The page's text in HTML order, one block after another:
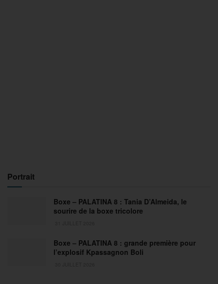
Portrait
Boxe – PALATINA 8 : Tania D’Almeida, le
sourire de la boxe tricolore
Boxe – PALATINA 8 : grande première pour
l’explosif Kpassagnon Boli